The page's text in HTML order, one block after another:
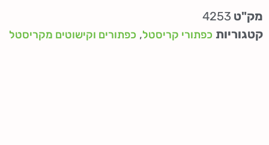
מק"ט 4253
קטגוריות כפתורי קריסטל, כפתורים וקישוטים מקריסטל